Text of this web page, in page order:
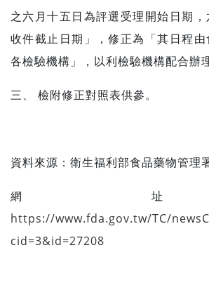
之六月十五日為評選受理開始日期
收件截止日期」，修正為「其日程
各檢驗機構」，以利檢驗機構配合辦理
三、 檢附修正對照表供參。
資料來源： 衛生福利部食品藥物管理
網址
https://www.fda.gov.tw/TC/
cid=3&id=27208